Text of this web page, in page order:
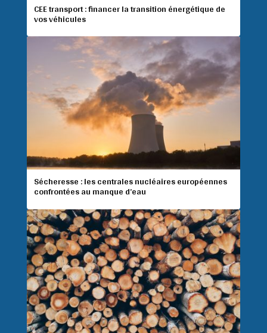
CEE transport : financer la transition énergétique de
vos véhicules
Sécheresse : les centrales nucléaires européennes
confrontées au manque d’eau